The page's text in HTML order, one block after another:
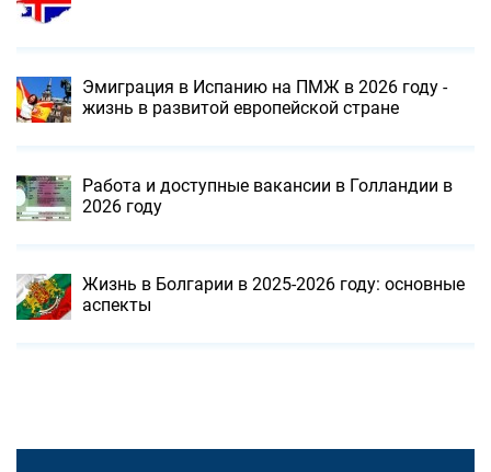
Эмиграция в Испанию на ПМЖ в 2026 году -
жизнь в развитой европейской стране
Работа и доступные вакансии в Голландии в
2026 году
Жизнь в Болгарии в 2025-2026 году: основные
аспекты